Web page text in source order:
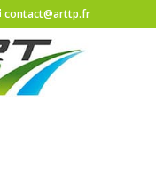
contact@arttp.fr